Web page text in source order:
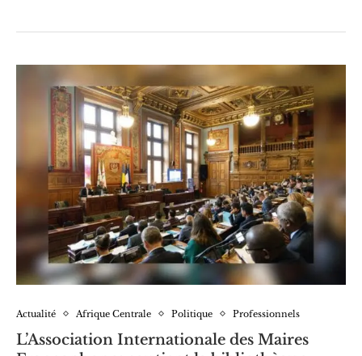
Actualité Afrique Centrale Politique Professionnels
L’Association Internationale des Maires